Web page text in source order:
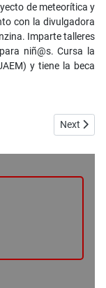
de meteorítica y
con la divulgadora
Imparte talleres
niñ@s. Cursa la
) y tiene la beca
vivencias - Nhatalia
Next
Next